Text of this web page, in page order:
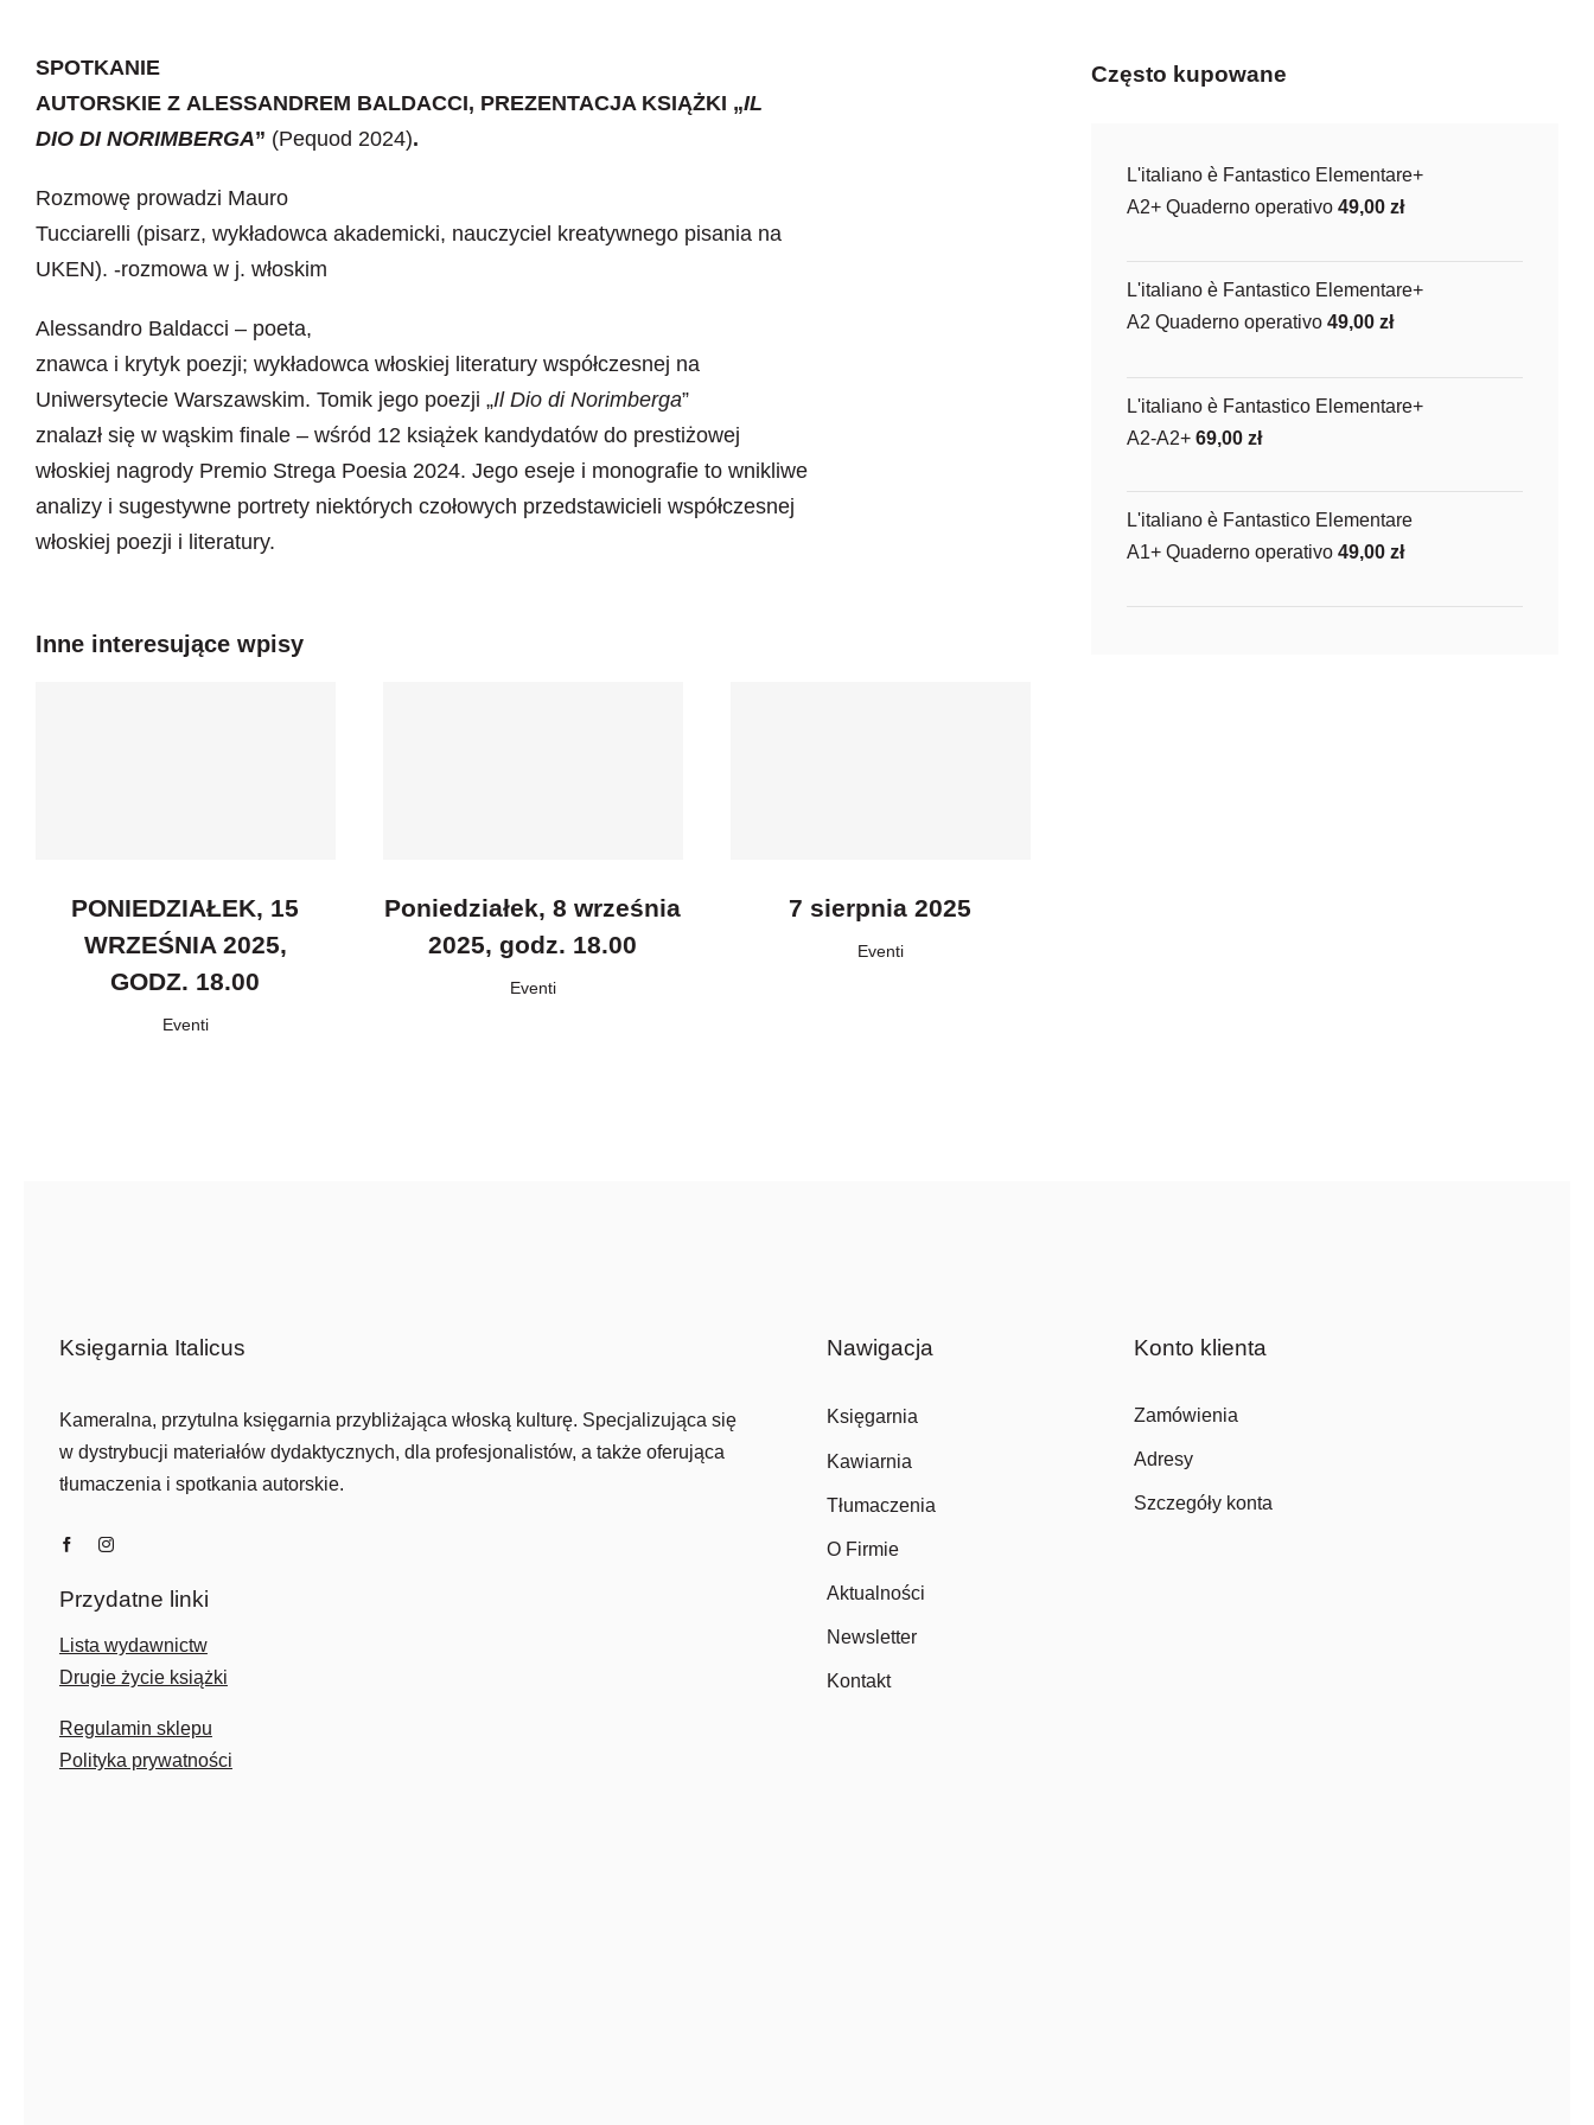
SPOTKANIE
AUTORSKIE Z ALESSANDREM BALDACCI, PREZENTACJA KSIĄŻKI „IL
DIO DI NORIMBERGA” (Pequod 2024).
Rozmowę prowadzi Mauro
Tucciarelli (pisarz, wykładowca akademicki, nauczyciel kreatywnego pisania na
UKEN). -rozmowa w j. włoskim
Alessandro Baldacci – poeta,
znawca i krytyk poezji; wykładowca włoskiej literatury współczesnej na
Uniwersytecie Warszawskim. Tomik jego poezji „Il Dio di Norimberga”
znalazł się w wąskim finale – wśród 12 książek kandydatów do prestiżowej
włoskiej nagrody Premio Strega Poesia 2024. Jego eseje i monografie to wnikliwe
analizy i sugestywne portrety niektórych czołowych przedstawicieli współczesnej
włoskiej poezji i literatury.
Inne interesujące wpisy
PONIEDZIAŁEK, 15
WRZEŚNIA 2025,
GODZ. 18.00
Eventi
Poniedziałek, 8 września
2025, godz. 18.00
Eventi
7 sierpnia 2025
Eventi
Często kupowane
L'italiano è Fantastico Elementare+
A2+ Quaderno operativo 49,00zł
L'italiano è Fantastico Elementare+
A2 Quaderno operativo 49,00zł
L'italiano è Fantastico Elementare+
A2-A2+ 69,00zł
L'italiano è Fantastico Elementare
A1+ Quaderno operativo 49,00zł
Księgarnia Italicus
Kameralna, przytulna księgarnia przybliżająca włoską kulturę. Specjalizująca się
w dystrybucji materiałów dydaktycznych, dla profesjonalistów, a także oferująca
tłumaczenia i spotkania autorskie.
Przydatne linki
Lista wydawnictw
Drugie życie książki
Regulamin sklepu
Polityka prywatności
Nawigacja
Księgarnia
Kawiarnia
Tłumaczenia
O Firmie
Aktualności
Newsletter
Kontakt
Konto klienta
Zamówienia
Adresy
Szczegóły konta